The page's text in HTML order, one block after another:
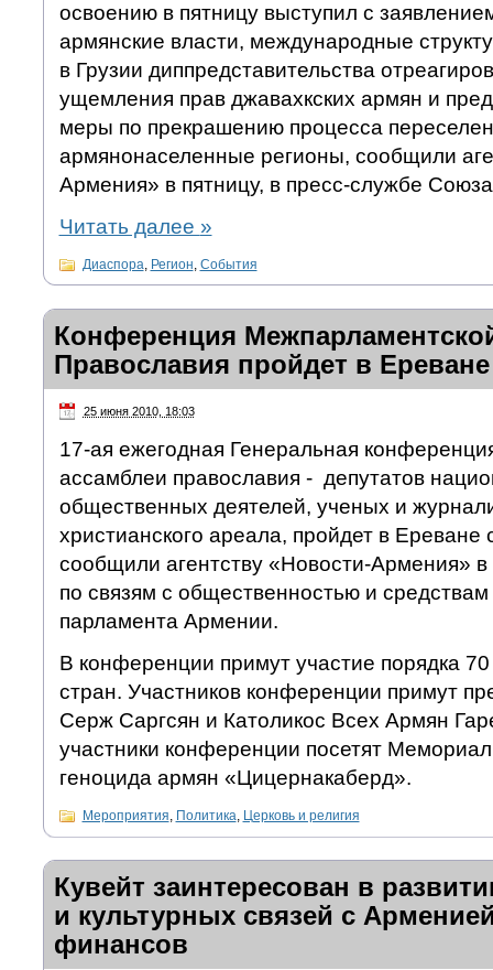
освоению в пятницу выступил с
армянские власти, международные
в Грузии диппредставительства
ущемления прав джавахкских армян и
меры по прекрашению процесса
армянонаселенные регионы, сообщили
Армения» в пятницу, в пресс-службе
Читать далее »
Диаспора, Регион, События
Конференция
Православия пройдет в Ереване
25 июня 2010, 18:03
17-ая ежегодная Генеральная
ассамблеи православия - депутатов
общественных деятелей, ученых и
христианского ареала, пройдет в
сообщили агентству «Новости-Армения» в
по связям с общественностью и
парламента Армении.
В конференции примут участие порядка 70
стран. Участников конференции примут
Серж Саргсян и Католикос Всех Армян
участники конференции посетят
геноцида армян «Цицернакаберд».
Мероприятия, Политика, Церковь и религия
Кувейт заинтересован в
и культурных связей с
финансов